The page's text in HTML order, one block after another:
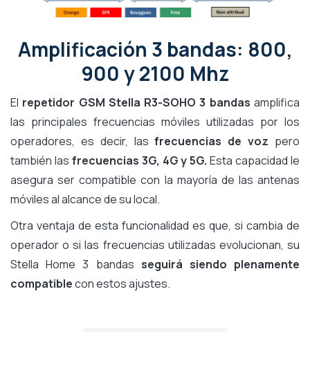
Amplificación 3 bandas: 800,
900 y 2100 Mhz
El repetidor GSM Stella R3-SOHO 3 bandas amplifica
las principales frecuencias móviles utilizadas por los
operadores, es decir, lasfrecuencias de voz pero
también las frecuencias 3G, 4G y 5G. Esta capacidad le
asegura ser compatible con la mayoría de las antenas
móviles al alcance de su local.
Otra ventaja de esta funcionalidad es que, si cambia de
operador o si las frecuencias utilizadas evolucionan, su
Stella Home 3 bandas seguirá siendo plenamente
compatiblecon estos ajustes.